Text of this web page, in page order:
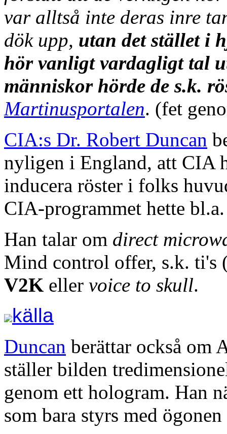
var alltså inte deras inre
dök upp, utan det stället i
hör vanligt vardagligt tal
människor hörde de s.k.
Martinusportalen. (fet
CIA:s Dr. Robert Duncan
nyligen i England, att CIA
inducera röster i folks
CIA-programmet hette
Han talar om direct
Mind control offer, s.k. ti's
V2K eller voice to skull.
källa
Duncan berättar också om
ställer bilden
genom ett hologram. Han
som bara styrs med